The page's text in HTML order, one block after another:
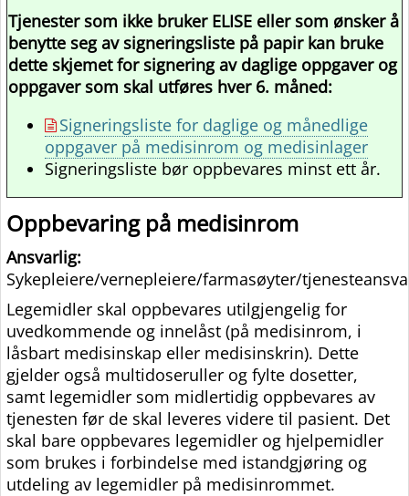
Tjenester som ikke bruker ELISE eller som ønsker å
benytte seg av signeringsliste på papir kan bruke
dette skjemet for signering av daglige oppgaver og
oppgaver som skal utføres hver 6. måned:
Signeringsliste for daglige og månedlige
oppgaver på medisinrom og medisinlager
Signeringsliste bør oppbevares minst ett år.
Oppbevaring på medisinrom
Ansvarlig:
Sykepleiere/vernepleiere/farmasøyter/
Legemidler skal oppbevares utilgjengelig for
uvedkommende og innelåst (på medisinrom, i
låsbart medisinskap eller medisinskrin). Dette
gjelder også multidoseruller og fylte dosetter,
samt legemidler som midlertidig oppbevares av
tjenesten før de skal leveres videre til pasient. Det
skal bare oppbevares legemidler og hjelpemidler
som brukes i forbindelse med istandgjøring og
utdeling av legemidler på medisinrommet.